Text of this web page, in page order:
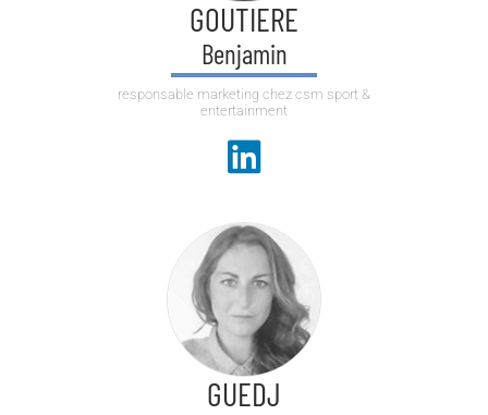
GOUTIERE
Benjamin
responsable marketing chez csm sport &
entertainment
GUEDJ